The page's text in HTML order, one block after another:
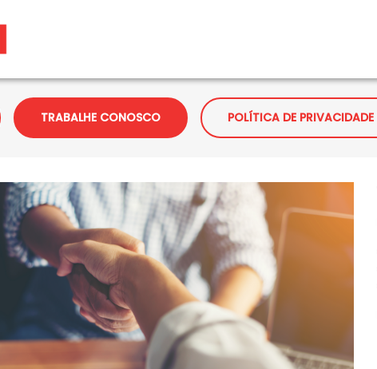
TRABALHE CONOSCO POLÍTICA DE PRIVACIDADE